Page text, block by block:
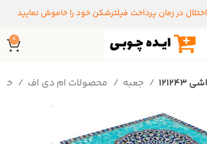
اختلال در زمان پرداخت فیلترشکن خود را خاموش نمایید
0
خانه جعبه